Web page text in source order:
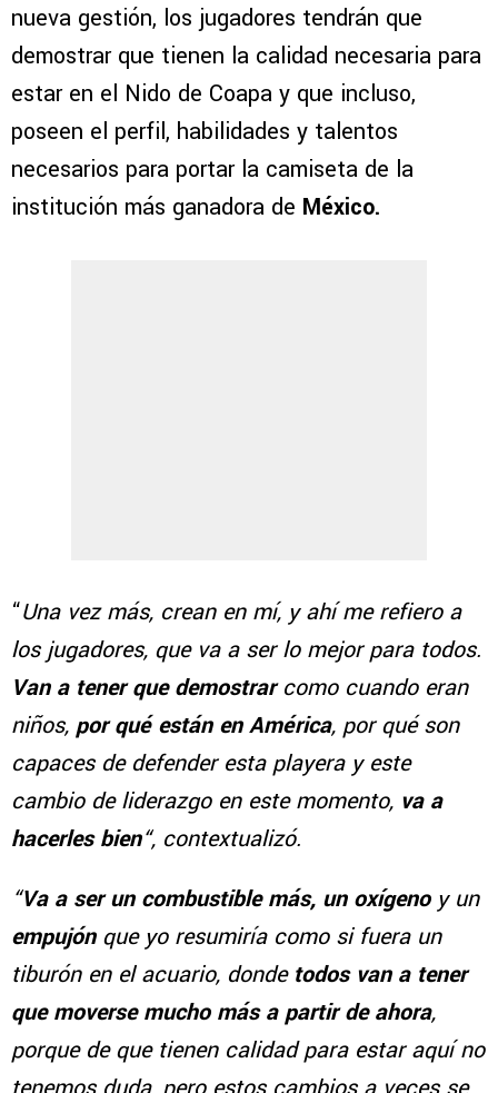
nueva gestión, los jugadores tendrán que
demostrar que tienen la calidad necesaria para
estar en el Nido de Coapa y que incluso,
poseen el perfil, habilidades y talentos
necesarios para portar la camiseta de la
institución más ganadora de México.
“Una vez más, crean en mí, y ahí me refiero a
los jugadores, que va a ser lo mejor para todos.
Van a tener que demostrarcomo cuando eran
niños, por qué están en América, por qué son
capaces de defender esta playera y este
cambio de liderazgo en este momento, va a
hacerles bien“, contextualizó.
“Va a ser un combustible más, un oxígenoy un
empujón que yo resumiría como si fuera un
tiburón en el acuario, donde todos van a tener
que moverse mucho más a partir de ahora,
porque de que tienen calidad para estar aquí no